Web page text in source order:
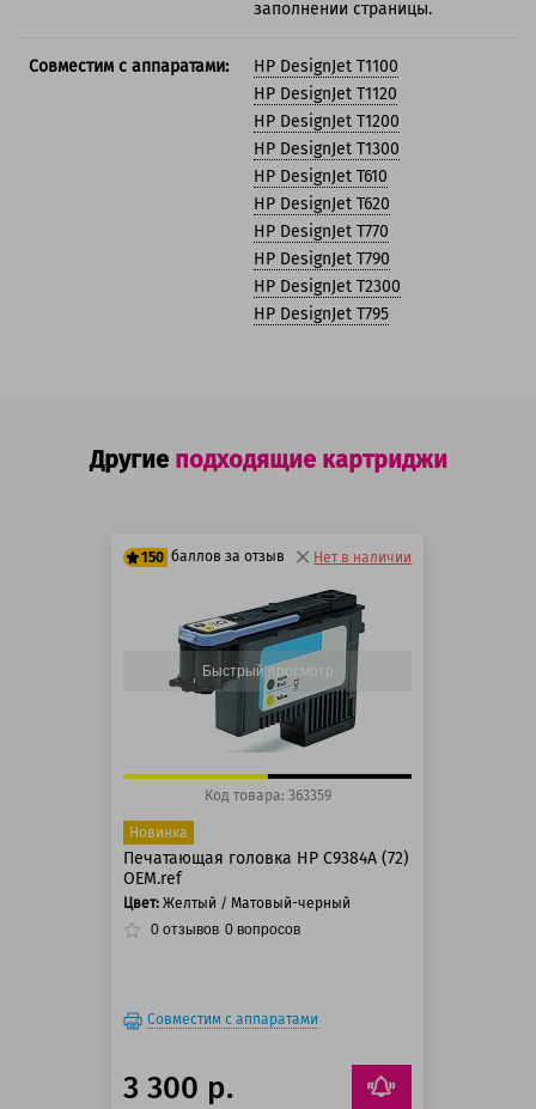
заполнении страницы.
Совместим с аппаратами:
HP DesignJet T1100
HP DesignJet T1120
HP DesignJet T1200
HP DesignJet T1300
HP DesignJet T610
HP DesignJet T620
HP DesignJet T770
HP DesignJet T790
HP DesignJet T2300
HP DesignJet T795
Другие подходящие картриджи
150 баллов за отзыв
125 баллов
150 баллов
Нет в наличии
Быстрый просмотр
Код товара: 363359
Новинка
Печатающая головка HP C9384A (72)
OEM.ref
Цвет: Желтый / Матовый-черный
0 отзывов 0 вопросов
Совместим с аппаратами
3 300 р.